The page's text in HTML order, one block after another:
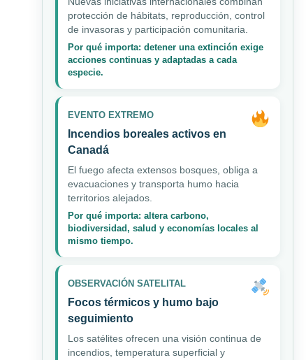
protección de hábitats, reproducción, control
de invasoras y participación comunitaria.
Por qué importa: detener una extinción exige
acciones continuas y adaptadas a cada
especie.
EVENTO EXTREMO
Incendios boreales activos en
Canadá
El fuego afecta extensos bosques, obliga a
evacuaciones y transporta humo hacia
territorios alejados.
Por qué importa: altera carbono,
biodiversidad, salud y economías locales al
mismo tiempo.
OBSERVACIÓN SATELITAL
Focos térmicos y humo bajo
seguimiento
Los satélites ofrecen una visión continua de
incendios, temperatura superficial y